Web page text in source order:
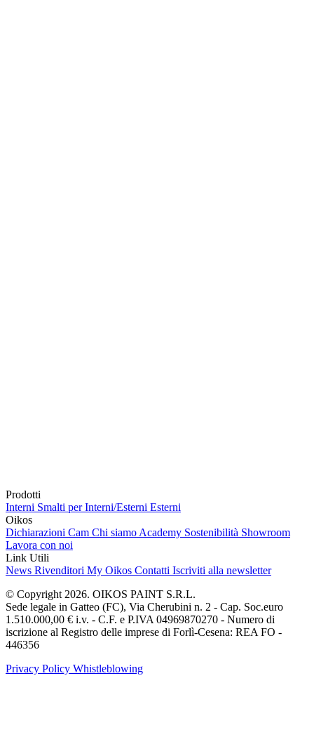
Prodotti
Interni Smalti per Interni/Esterni Esterni
Oikos
Dichiarazioni Cam Chi siamo Academy Sostenibilità Showroom
Lavora con noi
Link Utili
News Rivenditori My Oikos Contatti Iscriviti alla newsletter
© Copyright 2026. OIKOS PAINT S.R.L.
Sede legale in Gatteo (FC), Via Cherubini n. 2 - Cap. Soc.euro
1.510.000,00 € i.v. - C.F. e P.IVA 04969870270 - Numero di
iscrizione al Registro delle imprese di Forlì-Cesena: REA FO -
446356
Privacy Policy Whistleblowing